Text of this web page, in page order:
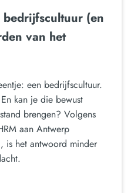
(en
van het
een bedrijfscultuur.
kan je die bewust
brengen? Volgens
aan Antwerp
is het antwoord minder